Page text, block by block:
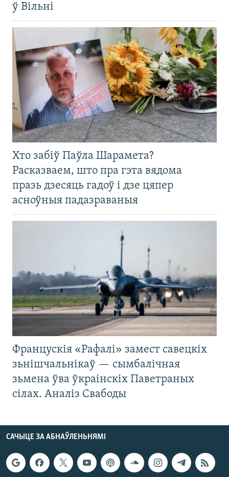
ў Вільні
Хто забіў Паўла Шарамета?
Расказваем, што пра гэта вядома
празь дзесяць гадоў і дзе цяпер
асноўныя падазраваныя
Францускія «Рафалі» замест савецкіх
зьнішчальнікаў — сымбалічная
зьмена ўва ўкраінскіх Паветраных
сілах. Аналіз Свабоды
САЧЫЦЕ ЗА АБНАЎЛЕНЬНЯМІ